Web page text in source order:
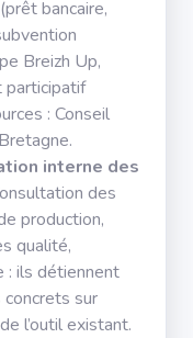
bancaire,
Breizh Up,
participatif
: Conseil
interne des
des
production,
qualité,
: ils détiennent
sur
l’outil existant.